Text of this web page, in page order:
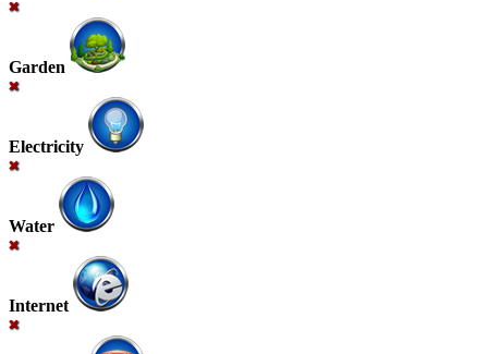
Garden
Electricity
Water
Internet